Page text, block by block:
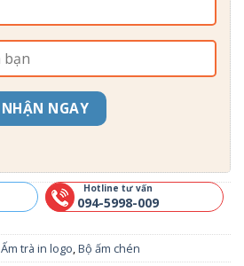
NHẬN NGAY
Hotline tư vấn
094-5998-009
Ấm trà in logo,Bộ ấm chén